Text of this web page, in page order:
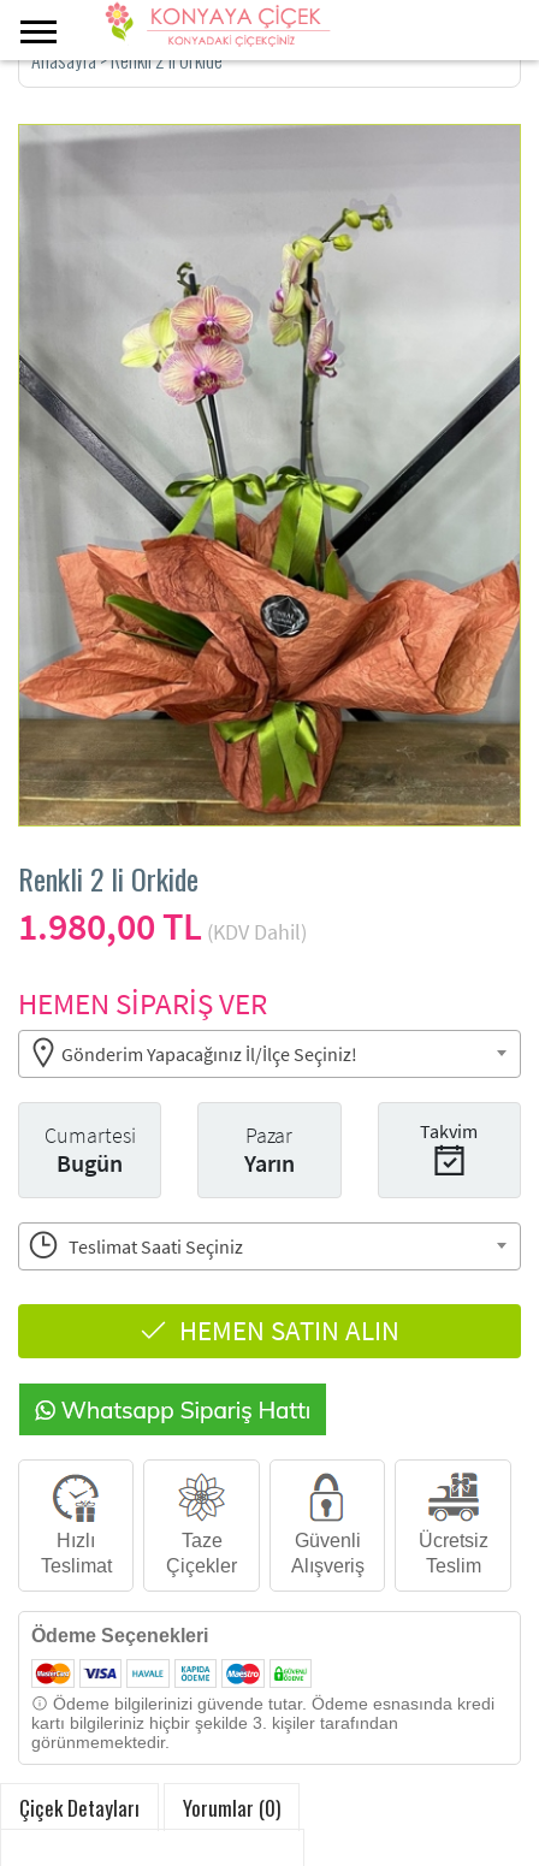
Anasayfa>Renkli 2 li Orkide
Renkli 2 li Orkide
1.980,00 TL (KDV Dahil)
HEMEN SİPARİŞ VER
Gönderim Yapacağınız İl/İlçe Seçiniz!
Cumartesi
Bugün
Pazar
Yarın
Takvim
Teslimat Saati Seçiniz
HEMEN SATIN ALIN
Hızlı
Teslimat
Taze
Çiçekler
Güvenli
Alışveriş
Ücretsiz
Teslim
Ödeme Seçenekleri
Ödeme bilgilerinizi güvende tutar. Ödeme esnasında kredi
kartı bilgileriniz hiçbir şekilde 3. kişiler tarafından
görünmemektedir.
Çiçek Detayları Yorumlar (0)